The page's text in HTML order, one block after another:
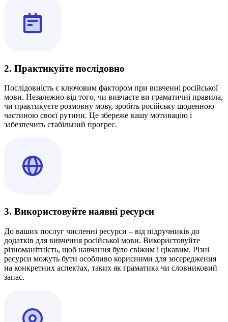
2. Практикуйте послідовно
Послідовність є ключовим фактором при вивченні російської
мови. Незалежно від того, чи вивчаєте ви граматичні правила,
чи практикуєте розмовну мову, зробіть російську щоденною
частиною своєї рутини. Це збереже вашу мотивацію і
забезпечить стабільний прогрес.
3. Використовуйте наявні ресурси
До ваших послуг численні ресурси – від підручників до
додатків для вивчення російської мови. Використовуйте
різноманітність, щоб навчання було свіжим і цікавим. Різні
ресурси можуть бути особливо корисними для зосередження
на конкретних аспектах, таких як граматика чи словниковий
запас.